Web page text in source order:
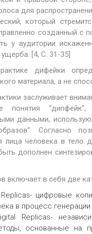
для
который
созданный
у аудитории
[4, С. 31-35]
дифейки
материала, а не
заслуживает
понятия
данными,
Согласно
лица человека в тело
дополнен
включает в себя две
цифровые
в процесс
Replicas-
основанные на